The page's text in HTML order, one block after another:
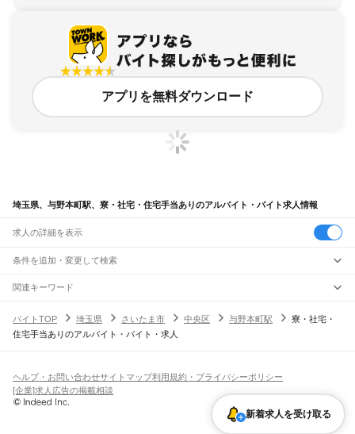
アプリを無料ダウンロード
埼玉県、与野本町駅、寮・社宅・住宅手当ありのアルバイト・バイト求人情報
求人の詳細を表示
条件を追加・変更して検索
市区町村を追加・変更
埼玉県すべて
さいたま市すべて
春日部市狭山市羽生市鴻巣市深谷市上尾市草加市越谷市蕨市戸田市
朝霞市志木市和光市 八潮市富士見市三郷市蓮田市
坂戸市幸手市 ふじみ野市 白岡市騎西町 北川辺町
大里郡南埼玉郡 北葛飾郡
駅を追加・変更
JR八高線(八王子～高麗川)
金子駅 東飯能駅
職種を追加・変更
飲食・フードサービスすべて
ホールスタッフキッチンスタッフ
パン屋（ベーカリー）
バー（BAR）・バーテンダー
飲食店（店長・マネージャー）
人気
日払いOK高校生歓迎 髪型・髪色自由
留学生・外国人活躍中
雇用形態を追加・変更
関連キーワード
バイトTOP
埼玉県 さいたま市 中央区 与野本町駅
寮・社宅・
住宅手当ありのアルバイト・バイト・求人
新着求人を受け取る
ヘルプ・お問い合わせサイトマップ利用規約・プライバシーポリシー
[企業]求人広告の掲載相談